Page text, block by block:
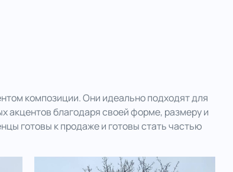
композиции. Они идеально подходят для
акцентов благодаря своей форме, размеру и
готовы к продаже и готовы стать частью